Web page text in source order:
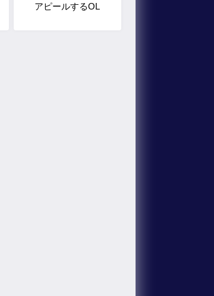
アピールするOL